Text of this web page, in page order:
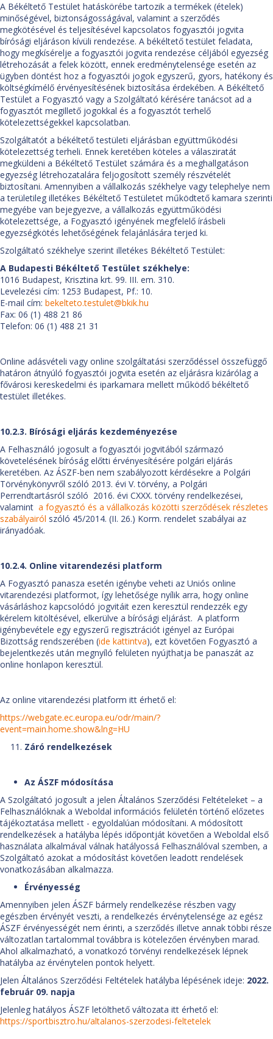
A Békéltető Testület hatáskörébe tartozik a termékek (ételek)
minőségével, biztonságosságával, valamint a szerződés
megkötésével és teljesítésével kapcsolatos fogyasztói jogvita
bírósági eljáráson kívüli rendezése. A békéltető testület feladata,
hogy megkísérelje a fogyasztói jogvita rendezése céljából egyezség
létrehozását a felek között, ennek eredménytelensége esetén az
ügyben döntést hoz a fogyasztói jogok egyszerű, gyors, hatékony és
költségkímélő érvényesítésének biztosítása érdekében. A Békéltető
Testület a Fogyasztó vagy a Szolgáltató kérésére tanácsot ad a
fogyasztót megillető jogokkal és a fogyasztót terhelő
kötelezettségekkel kapcsolatban.
Szolgáltatót a békéltető testületi eljárásban együttműködési
kötelezettség terheli. Ennek keretében köteles a válasziratát
megküldeni a Békéltető Testület számára és a meghallgatáson
egyezség létrehozatalára feljogosított személy részvételét
biztosítani. Amennyiben a vállalkozás székhelye vagy telephelye nem
a területileg illetékes Békéltető Testületet működtető kamara szerinti
megyébe van bejegyezve, a vállalkozás együttműködési
kötelezettsége, a Fogyasztó igényének megfelelő írásbeli
egyezségkötés lehetőségének felajánlására terjed ki.
Szolgáltató székhelye szerint illetékes Békéltető Testület:
A Budapesti Békéltető Testület székhelye:
1016 Budapest, Krisztina krt. 99. III. em. 310.
Levelezési cím: 1253 Budapest, Pf.: 10.
E-mail cím: bekelteto.testulet@bkik.hu
Fax: 06 (1) 488 21 86
Telefon: 06 (1) 488 21 31
Online adásvételi vagy online szolgáltatási szerződéssel összefüggő
határon átnyúló fogyasztói jogvita esetén az eljárásra kizárólag a
fővárosi kereskedelmi és iparkamara mellett működő békéltető
testület illetékes.
10.2.3. Bírósági eljárás kezdeményezése
A Felhasználó jogosult a fogyasztói jogvitából származó
követelésének bíróság előtti érvényesítésére polgári eljárás
keretében. Az ÁSZF-ben nem szabályozott kérdésekre a Polgári
Törvénykönyvről szóló 2013. évi V. törvény, a Polgári
Perrendtartásról szóló 2016. évi CXXX. törvény rendelkezései,
valamint a fogyasztó és a vállalkozás közötti szerződések részletes
szabályairól szóló 45/2014. (II. 26.) Korm. rendelet szabályai az
irányadóak.
10.2.4. Online vitarendezési platform
A Fogyasztó panasza esetén igénybe veheti az Uniós online
vitarendezési platformot, így lehetősége nyílik arra, hogy online
vásárláshoz kapcsolódó jogvitáit ezen keresztül rendezzék egy
kérelem kitöltésével, elkerülve a bírósági eljárást. A platform
igénybevétele egy egyszerű regisztrációt igényel az Európai
Bizottság rendszerében (ide kattintva), ezt követően Fogyasztó a
bejelentkezés után megnyíló felületen nyújthatja be panaszát az
online honlapon keresztül.
Az online vitarendezési platform itt érhető el:
https://webgate.ec.europa.eu/odr/main/?
event=main.home.show&lng=HU
Záró rendelkezések
Az ÁSZF módosítása
A Szolgáltató jogosult a jelen Általános Szerződési Feltételeket – a
Felhasználóknak a Weboldal információs felületén történő előzetes
tájékoztatása mellett - egyoldalúan módosítani. A módosított
rendelkezések a hatályba lépés időpontját követően a Weboldal első
használata alkalmával válnak hatályossá Felhasználóval szemben, a
Szolgáltató azokat a módosítást követően leadott rendelések
vonatkozásában alkalmazza.
Érvényesség
Amennyiben jelen ÁSZF bármely rendelkezése részben vagy
egészben érvényét veszti, a rendelkezés érvénytelensége az egész
ÁSZF érvényességét nem érinti, a szerződés illetve annak többi része
változatlan tartalommal továbbra is kötelezően érvényben marad.
Ahol alkalmazható, a vonatkozó törvényi rendelkezések lépnek
hatályba az érvénytelen pontok helyett.
Jelen Általános Szerződési Feltételek hatályba lépésének ideje: 2022.
február 09. napja
Jelenleg hatályos ÁSZF letölthető változata itt érhető el:
https://sportbisztro.hu/altalanos-szerzodesi-feltetelek